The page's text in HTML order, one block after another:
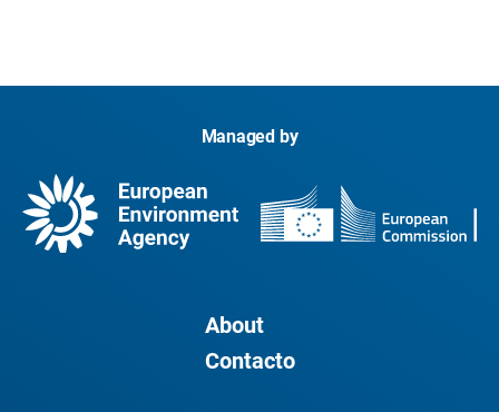
Managed by
About
Contacto